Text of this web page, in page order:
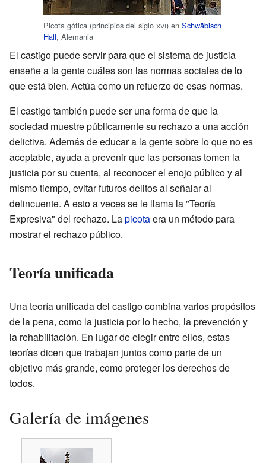
Picota gótica (principios del siglo xvi) en Schwäbisch
Hall, Alemania
El castigo puede servir para que el sistema de justicia
enseñe a la gente cuáles son las normas sociales de lo
que está bien. Actúa como un refuerzo de esas normas.
El castigo también puede ser una forma de que la
sociedad muestre públicamente su rechazo a una acción
delictiva. Además de educar a la gente sobre lo que no es
aceptable, ayuda a prevenir que las personas tomen la
justicia por su cuenta, al reconocer el enojo público y al
mismo tiempo, evitar futuros delitos al señalar al
delincuente. A esto a veces se le llama la "Teoría
Expresiva" del rechazo. Lapicotaera un método para
mostrar el rechazo público.
Teoría unificada
Una teoría unificada del castigo combina varios propósitos
de la pena, como la justicia por lo hecho, la prevención y
la rehabilitación. En lugar de elegir entre ellos, estas
teorías dicen que trabajan juntos como parte de un
objetivo más grande, como proteger los derechos de
todos.
Galería de imágenes